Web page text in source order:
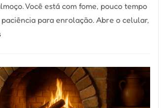
Você está com fome, pouco tempo
para enrolação. Abre o celular,
:
Encontrar
um
Bom